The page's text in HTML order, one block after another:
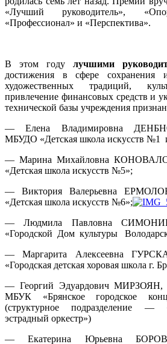
«Лучший руководитель»,
«Профессионал» и «Перспектива».
В этом году лучшими
достижения в сфере сохранения
художественных традиций,
привлечение финансовых средств и
технической базы учреждения
— Елена Владимировна
МБУДО «Детская школа искусств №1
— Марина Михайловна
«Детская школа искусств №5»;
— Виктория Валерьевна
«Детская школа искусств №6»;
— Людмила Павловна
«Городской Дом культуры
— Маргарита Алексеевна
«Городская детская хоровая школа г.
— Георгий Эдуардович МИРЗОЯН,
МБУК «Брянское городское
(структурное подразделение —
эстрадный оркестр»)
— Екатерина Юрьевна